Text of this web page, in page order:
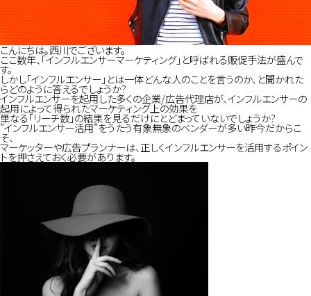
WHO WE ARE
こんにちは。西川でございます。
ここ数年、「インフルエンサーマーケティング」と呼ばれる販促手法が盛んで
す。
しかし「インフルエンサー」とは一体どんな人のことを言うのか、と聞かれた
らどのように答えるでしょうか?
インフルエンサーを起用した多くの企業/広告代理店が、インフルエンサーの
起用によって得られたマーケティング上の効果を
単なる「リーチ数」の結果を見るだけにとどまっていないでしょうか?
”インフルエンサー活用”をうたう有象無象のベンダーが多い昨今だからこ
そ、
マーケッターや広告プランナーは、正しくインフルエンサーを活用するポイン
トを押さえておく必要があります。